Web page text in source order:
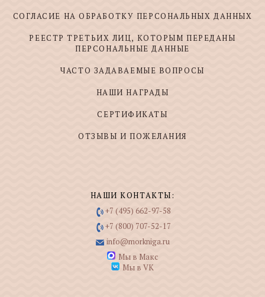
СОГЛАСИЕ НА ОБРАБОТКУ ПЕРСОНАЛЬНЫХ ДАННЫХ
РЕЕСТР ТРЕТЬИХ ЛИЦ, КОТОРЫМ ПЕРЕДАНЫ
ПЕРСОНАЛЬНЫЕ ДАННЫЕ
ЧАСТО ЗАДАВАЕМЫЕ ВОПРОСЫ
НАШИ НАГРАДЫ
СЕРТИФИКАТЫ
ОТЗЫВЫ И ПОЖЕЛАНИЯ
НАШИ КОНТАКТЫ:
+7 (495) 662-97-58
+7 (800) 707-52-17
info@morkniga.ru
Мы в Макс
Мы в VK